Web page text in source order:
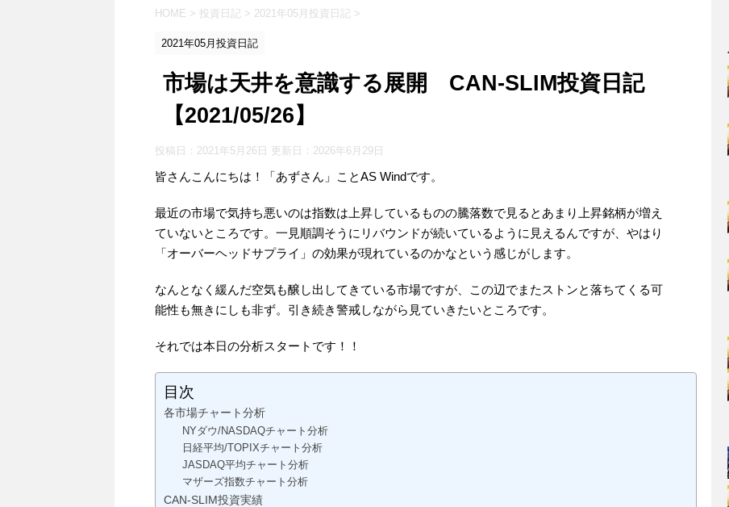
HOME > 投資日記 > 2021年05月投資日記 >
2021年05月投資日記
市場は天井を意識する展開 CAN-SLIM投資日記
【2021/05/26】
投稿日：2021年5月26日 更新日： 2026年6月29日
皆さんこんにちは！「あずさん」ことAS Windです。
最近の市場で気持ち悪いのは指数は上昇しているものの騰落数で見るとあまり上昇銘柄が増え
ていないところです。一見順調そうにリバウンドが続いているように見えるんですが、やはり
「オーバーヘッドサプライ」の効果が現れているのかなという感じがします。
なんとなく緩んだ空気も醸し出してきている市場ですが、この辺でまたストンと落ちてくる可
能性も無きにしも非ず。引き続き警戒しながら見ていきたいところです。
それでは本日の分析スタートです！！
目次
各市場チャート分析
NYダウ/NASDAQチャート分析
日経平均/TOPIXチャート分析
JASDAQ平均チャート分析
マザーズ指数チャート分析
CAN-SLIM投資実績